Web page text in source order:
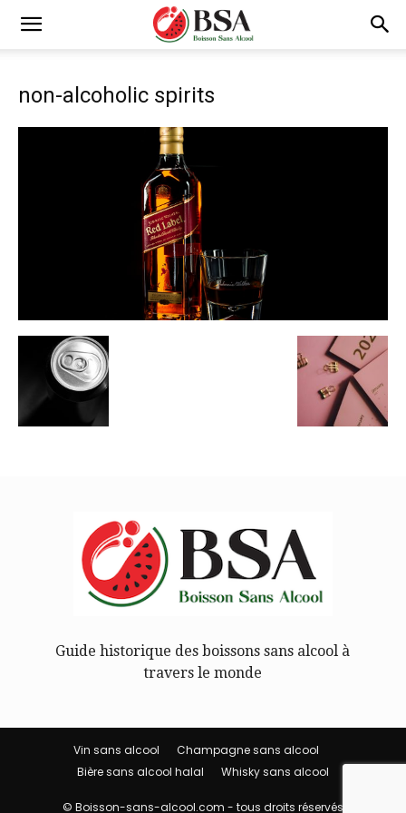
non-alcoholic spirits
Guide historique des boissons sans alcool à
travers le monde
Vin sans alcool
Champagne sans alcool
Bière sans alcool halal
Whisky sans alcool
© Boisson-sans-alcool.com - tous droits réservés